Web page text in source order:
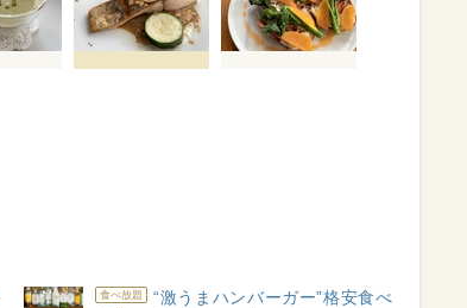
食べ放題
“激うまハンバーガー”格安食べ